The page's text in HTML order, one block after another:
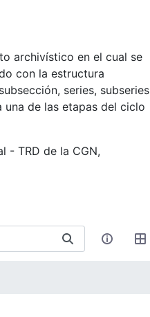
archivístico en el cual se
con la estructura
series, subseries
de las etapas del ciclo
- TRD de la CGN,